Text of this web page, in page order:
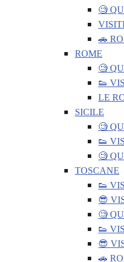
🧐
🚗
ROME
🧐
👟
LE
SICILE
🧐
👟
🧐
TOSCANE
👟
😎
🧐
👟
😎
🚗